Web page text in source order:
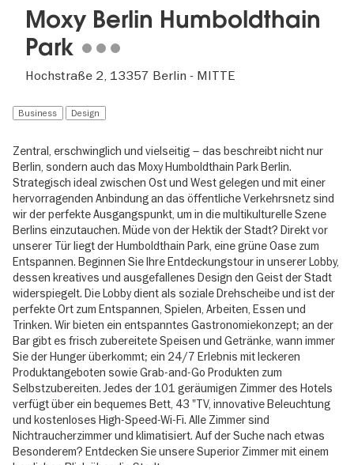
Moxy Berlin Humboldthain
Park
Hochstraße 2, 13357 Berlin - MITTE
Business Design
Zentral, erschwinglich und vielseitig – das beschreibt nicht nur
Berlin, sondern auch das Moxy Humboldthain Park Berlin.
Strategisch ideal zwischen Ost und West gelegen und mit einer
hervorragenden Anbindung an das öffentliche Verkehrsnetz sind
wir der perfekte Ausgangspunkt, um in die multikulturelle Szene
Berlins einzutauchen. Müde von der Hektik der Stadt? Direkt vor
unserer Tür liegt der Humboldthain Park, eine grüne Oase zum
Entspannen. Beginnen Sie Ihre Entdeckungstour in unserer Lobby,
dessen kreatives und ausgefallenes Design den Geist der Stadt
widerspiegelt. Die Lobby dient als soziale Drehscheibe und ist der
perfekte Ort zum Entspannen, Spielen, Arbeiten, Essen und
Trinken. Wir bieten ein entspanntes Gastronomiekonzept; an der
Bar gibt es frisch zubereitete Speisen und Getränke, wann immer
Sie der Hunger überkommt; ein 24/7 Erlebnis mit leckeren
Produktangeboten sowie Grab-and-Go Produkten zum
Selbstzubereiten. Jedes der 101 geräumigen Zimmer des Hotels
verfügt über ein bequemes Bett, 43 "TV, innovative Beleuchtung
und kostenloses High-Speed-Wi-Fi. Alle Zimmer sind
Nichtraucherzimmer und klimatisiert. Auf der Suche nach etwas
Besonderem? Entdecken Sie unsere Superior Zimmer mit einem